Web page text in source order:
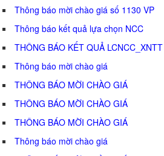
Thông báo mời chào giá số 1130 VP
Thông báo kết quả lựa chọn NCC
THÔNG BÁO KẾT QUẢ LCNCC_XNTT
Thông báo mời chào giá
THÔNG BÁO MỜI CHÀO GIÁ
THÔNG BÁO MỜI CHÀO GIÁ
THÔNG BÁO MỜI CHÀO GIÁ
Thông báo mời chào giá